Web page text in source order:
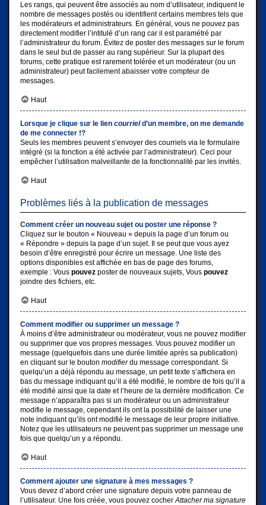
Les rangs, qui peuvent être associés au nom d’utilisateur, indiquent le
nombre de messages postés ou identifient certains membres tels que
les modérateurs et administrateurs. En général, vous ne pouvez pas
directement modifier l’intitulé d’un rang car il est paramétré par
l’administrateur du forum. Évitez de poster des messages sur le forum
dans le seul but de passer au rang supérieur. Sur la plupart des
forums, cette pratique est rarement tolérée et un modérateur (ou un
administrateur) peut facilement abaisser votre compteur de
messages.
Haut
Lorsque je clique sur le lien courrield’un membre, on me demande
de me connecter !?
Seuls les membres peuvent s’envoyer des courriels via le formulaire
intégré (si la fonction a été activée par l’administrateur). Ceci pour
empêcher l’utilisation malveillante de la fonctionnalité par les invités.
Haut
Problèmes liés à la publication de messages
Comment créer un nouveau sujet ou poster une réponse ?
Cliquez sur le bouton « Nouveau » depuis la page d’un forum ou
« Répondre » depuis la page d’un sujet. Il se peut que vous ayez
besoin d’être enregistré pour écrire un message. Une liste des
options disponibles est affichée en bas de page des forums,
exemple : Vous pouvez poster de nouveaux sujets, Vous pouvez
joindre des fichiers, etc.
Haut
Comment modifier ou supprimer un message ?
À moins d’être administrateur ou modérateur, vous ne pouvez modifier
ou supprimer que vos propres messages. Vous pouvez modifier un
message (quelquefois dans une durée limitée après sa publication)
en cliquant sur le bouton modifierdu message correspondant. Si
quelqu’un a déjà répondu au message, un petit texte s’affichera en
bas du message indiquant qu’il a été modifié, le nombre de fois qu’il a
été modifié ainsi que la date et l’heure de la dernière modification. Ce
message n’apparaîtra pas si un modérateur ou un administrateur
modifie le message, cependant ils ont la possibilité de laisser une
note indiquant qu’ils ont modifié le message de leur propre initiative.
Notez que les utilisateurs ne peuvent pas supprimer un message une
fois que quelqu’un y a répondu.
Haut
Comment ajouter une signature à mes messages ?
Vous devez d’abord créer une signature depuis votre panneau de
l’utilisateur. Une fois créée, vous pouvez cocherAttacher ma signature